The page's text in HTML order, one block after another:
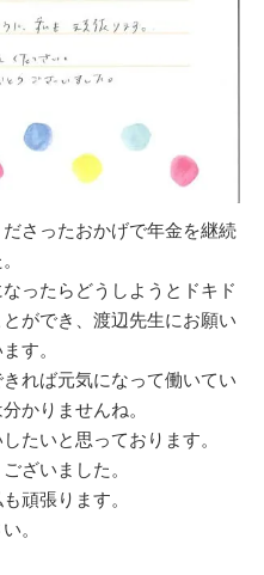
さったおかげで年金を継続
ったらどうしようとドキド
ができ、渡辺先生にお願い
す。
れば元気になって働いてい
かりませんね。
たいと思っております。
ざいました。
頑張ります。
。